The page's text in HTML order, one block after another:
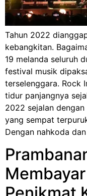
Tahun 2022
kebangkitan.
19 melanda seluruh
festival musik
terselenggara. Rock
tidur panjangnya
2022 sejalan
yang sempat
Dengan nahkoda